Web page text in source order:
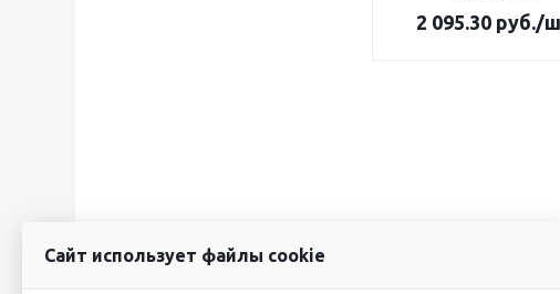
2 095.30руб./
Сайт использует файлы cookie